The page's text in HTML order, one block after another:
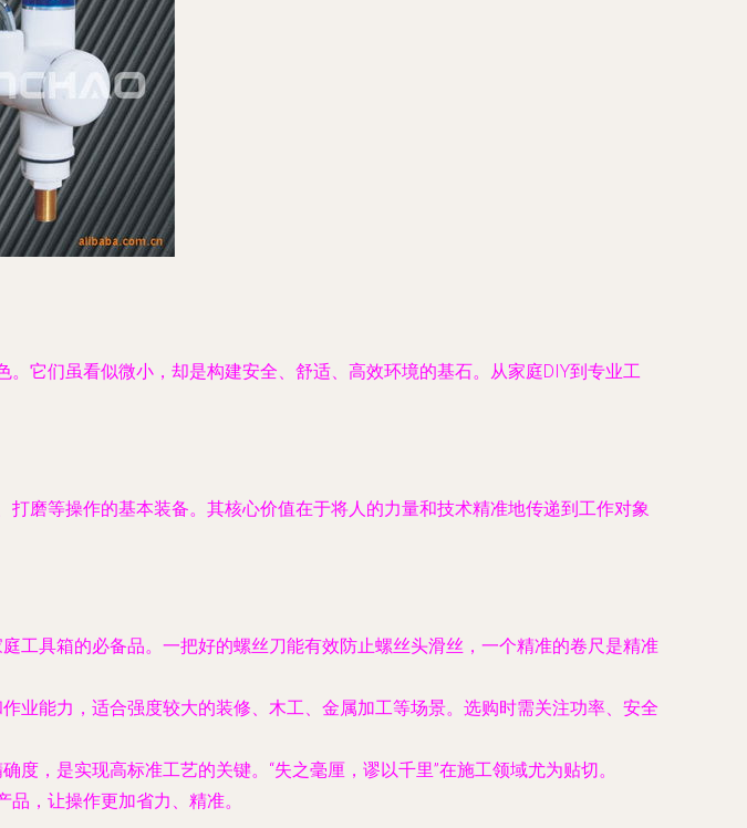
它们虽看似微小，却是构建安全、舒适、高效环境的基石。从家庭DIY到专业工
磨等操作的基本装备。其核心价值在于将人的力量和技术精准地传递到工作对象
工具箱的必备品。一把好的螺丝刀能有效防止螺丝头滑丝，一个精准的卷尺是精准
业能力，适合强度较大的装修、木工、金属加工等场景。选购时需关注功率、安全
，是实现高标准工艺的关键。“失之毫厘，谬以千里”在施工领域尤为贴切。
，让操作更加省力、精准。